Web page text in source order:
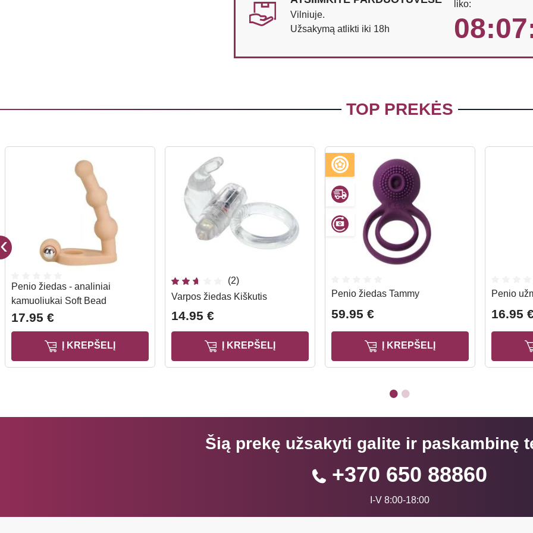
Vilniuje.
Užsakymą atlikti iki 18h
liko:
TOP PREKĖS
Penio žiedas - analiniai
kamuoliukai Soft Bead
17.95 €
Į KREPŠELĮ
(2)
Varpos žiedas Kiškutis
14.95 €
Į KREPŠELĮ
Penio žiedas Tammy
59.95 €
Į KREPŠELĮ
Penio
16.95
Šią prekę užsakyti galite ir paskambinę
+370 650 88860
I-V 8:00-18:00